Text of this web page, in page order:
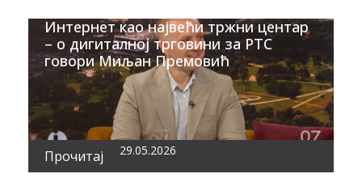
Интернет као највећи тржни центар
– о дигиталној трговини за РТС
говори Миљан Премовић
Прочитај 29.05.2026